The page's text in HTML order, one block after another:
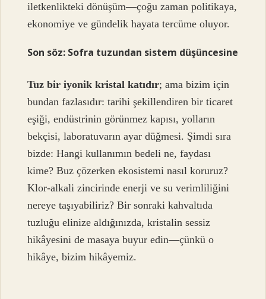
iletkenlikteki dönüşüm—çoğu zaman politikaya,
ekonomiye ve gündelik hayata tercüme oluyor.
Son söz: Sofra tuzundan sistem düşüncesine
Tuz bir iyonik kristal katıdır; ama bizim için
bundan fazlasıdır: tarihi şekillendiren bir ticaret
eşiği, endüstrinin görünmez kapısı, yolların
bekçisi, laboratuvarın ayar düğmesi. Şimdi sıra
bizde: Hangi kullanımın bedeli ne, faydası
kime? Buz çözerken ekosistemi nasıl koruruz?
Klor-alkali zincirinde enerji ve su verimliliğini
nereye taşıyabiliriz? Bir sonraki kahvaltıda
tuzluğu elinize aldığınızda, kristalin sessiz
hikâyesini de masaya buyur edin—çünkü o
hikâye, bizim hikâyemiz.